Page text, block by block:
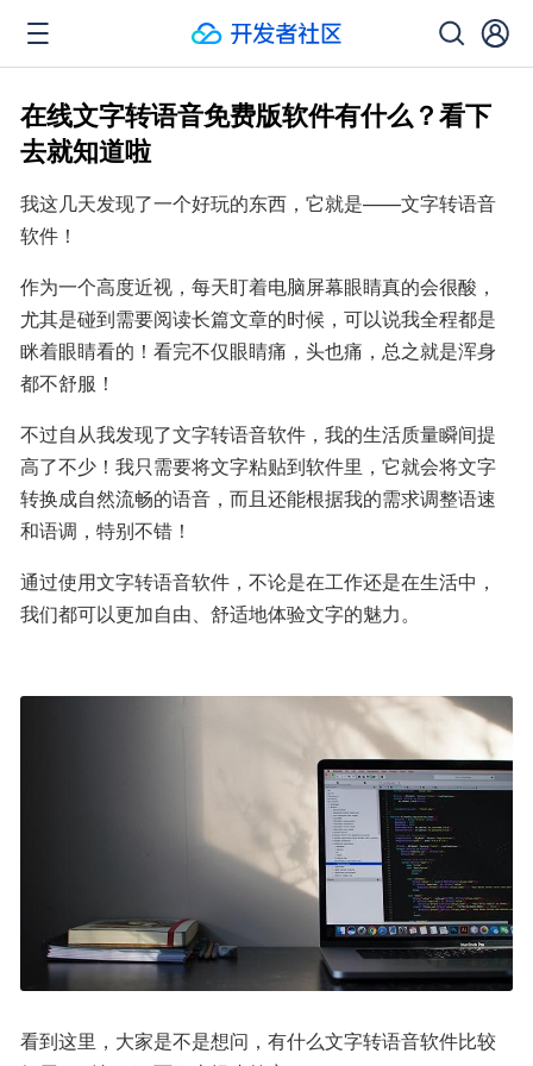
在线文字转语音免费版软件有什么？看下
去就知道啦
我这几天发现了一个好玩的东西，它就是——文字转语音
软件！
作为一个高度近视，每天盯着电脑屏幕眼睛真的会很酸，
尤其是碰到需要阅读长篇文章的时候，可以说我全程都是
眯着眼睛看的！看完不仅眼睛痛，头也痛，总之就是浑身
都不舒服！
不过自从我发现了文字转语音软件，我的生活质量瞬间提
高了不少！我只需要将文字粘贴到软件里，它就会将文字
转换成自然流畅的语音，而且还能根据我的需求调整语速
和语调，特别不错！
通过使用文字转语音软件，不论是在工作还是在生活中，
我们都可以更加自由、舒适地体验文字的魅力。
看到这里，大家是不是想问，有什么文字转语音软件比较